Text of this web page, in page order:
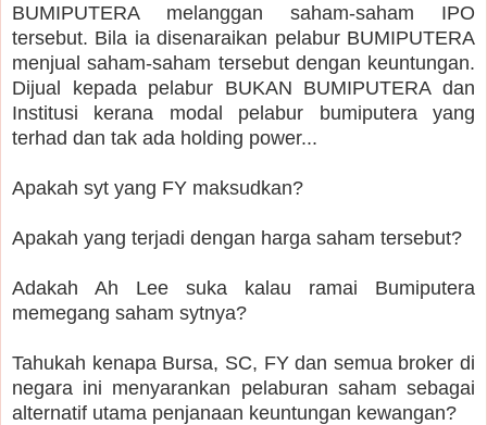
BUMIPUTERA melanggan saham-saham IPO
tersebut. Bila ia disenaraikan pelabur BUMIPUTERA
menjual saham-saham tersebut dengan keuntungan.
Dijual kepada pelabur BUKAN BUMIPUTERA dan
Institusi kerana modal pelabur bumiputera yang
terhad dan tak ada holding power...
Apakah syt yang FY maksudkan?
Apakah yang terjadi dengan harga saham tersebut?
Adakah Ah Lee suka kalau ramai Bumiputera
memegang saham sytnya?
Tahukah kenapa Bursa, SC, FY dan semua broker di
negara ini menyarankan pelaburan saham sebagai
alternatif utama penjanaan keuntungan kewangan?